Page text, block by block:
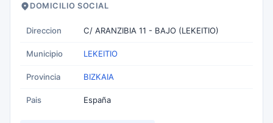
DOMICILIO SOCIAL
Direccion C/ ARANZIBIA 11 - BAJO (LEKEITIO)
Municipio LEKEITIO
Provincia BIZKAIA
Pais España